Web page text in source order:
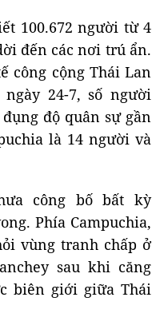
100.672 người từ 4
đến các nơi trú ẩn.
công cộng Thái Lan
24-7, số người
độ quân sự gần
là 14 người và
công bố bất kỳ
Phía Campuchia,
vùng tranh chấp ở
sau khi căng
biên giới giữa Thái